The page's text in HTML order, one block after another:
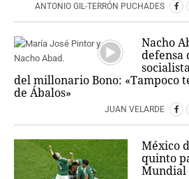
ANTONIO GIL-TERRÓN PUCHADES
Nacho
defensa
del millonario Bono: «Tampoco
de Ábalos»
JUAN VELARDE
México
quinto
Mundial